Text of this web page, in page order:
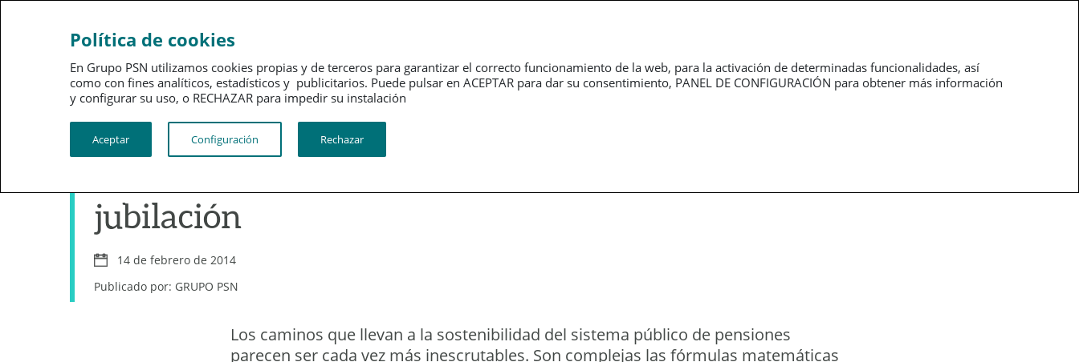
Ahorro
Ahorro
jubilación
14 de febrero de 2014
Publicado por: GRUPO PSN
Los caminos que llevan a la sostenibilidad del sistema público de pensiones
parecen ser cada vez más inescrutables. Son complejas las fórmulas matemáticas
Política de cookies
En Grupo PSN utilizamos cookies propias y de terceros para garantizar el correcto funcionamiento de la web, para la activación de determinadas funcionalidades, así
como con fines analíticos, estadísticos y publicitarios. Puede pulsar en ACEPTAR para dar su consentimiento, PANEL DE CONFIGURACIÓN para obtener más información
y configurar su uso, o RECHAZAR para impedir su instalación​​​​​​​
Aceptar Configuración Rechazar